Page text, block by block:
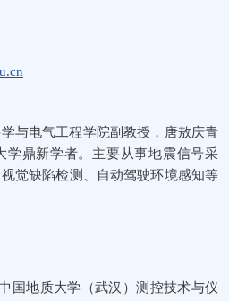
与电气工程学院副教授，唐敖庆青
学鼎新学者。主要从事地震信号采
觉缺陷检测、自动驾驶环境感知等
国地质大学（武汉）测控技术与仪